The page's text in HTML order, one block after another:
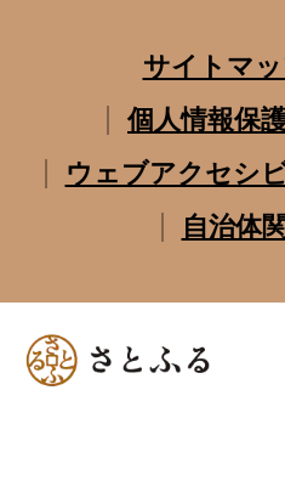
サイトマ
個人情報保
ウェブアクセシ
自治体